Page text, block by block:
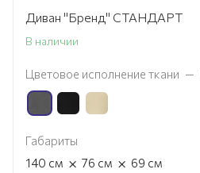
Диван "Бренд" СТАНДАРТ
В наличии
Цветовое исполнение ткани —
Габариты
140 см × 76 см × 69 см